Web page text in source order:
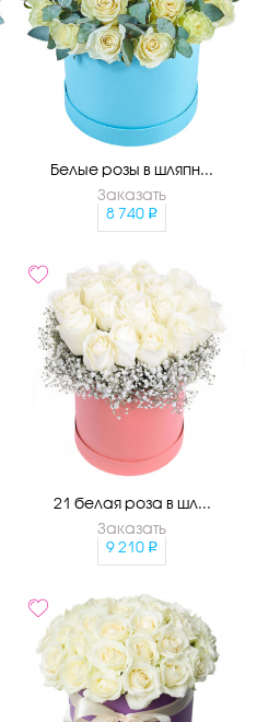
Белые розы в шляпн...
Заказать
8 740
21 белая роза в шл...
Заказать
9 210